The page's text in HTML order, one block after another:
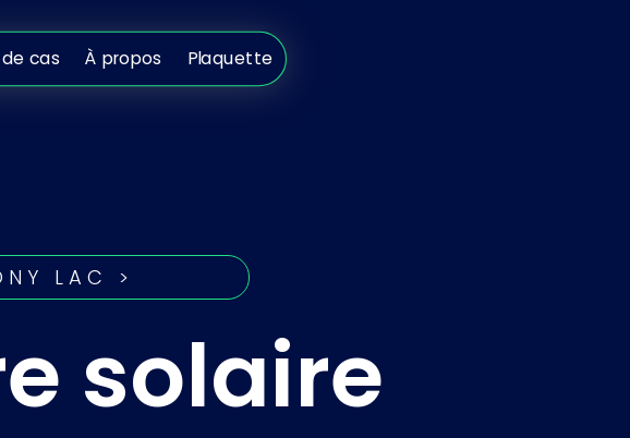
cas À propos Plaquette
cas À propos Plaquette
LAC >
solaire